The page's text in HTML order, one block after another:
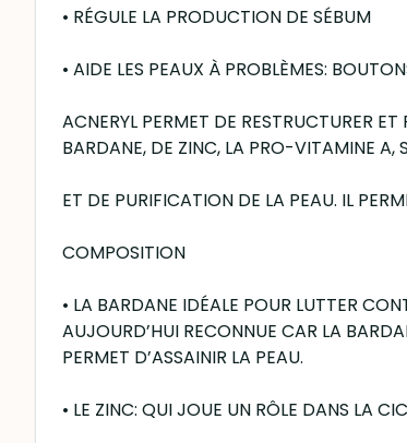
• RÉGULE LA PRODUCTION DE SÉBUM
• AIDE LES PEAUX À PROBLÈMES:
ACNERYL PERMET DE RESTRUCTURER
BARDANE, DE ZINC, LA PRO-VITAMINE A,
ET DE PURIFICATION DE LA PEAU. IL
COMPOSITION
• LA BARDANE IDÉALE POUR LUTTER
AUJOURD’HUI RECONNUE CAR LA
PERMET D’ASSAINIR LA PEAU.
• LE ZINC: QUI JOUE UN RÔLE DANS LA